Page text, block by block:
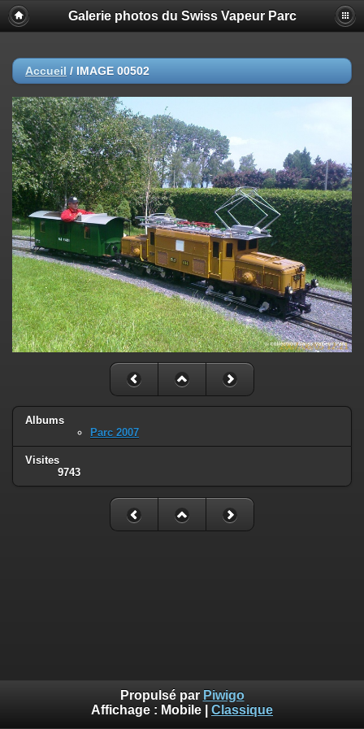
Galerie photos du Swiss Vapeur Parc
Accueil / IMAGE 00502
Albums
Parc 2007
Visites
9743
Propulsé par Piwigo
Affichage : Mobile Classique